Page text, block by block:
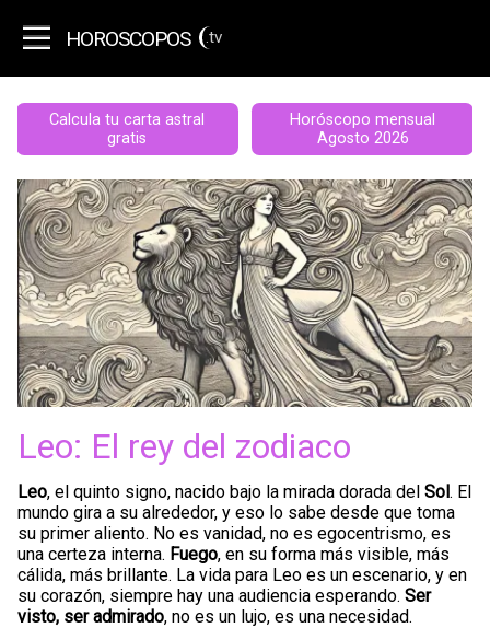
HOROSCOPOS .tv
Calcula tu carta astral
gratis
Horóscopo mensual
Agosto 2026
Leo: El rey del zodiaco
Leo, el quinto signo, nacido bajo la mirada dorada del Sol. El
mundo gira a su alrededor, y eso lo sabe desde que toma
su primer aliento. No es vanidad, no es egocentrismo, es
una certeza interna. Fuego, en su forma más visible, más
cálida, más brillante. La vida para Leo es un escenario, y en
su corazón, siempre hay una audiencia esperando. Ser
visto, ser admirado, no es un lujo, es una necesidad.